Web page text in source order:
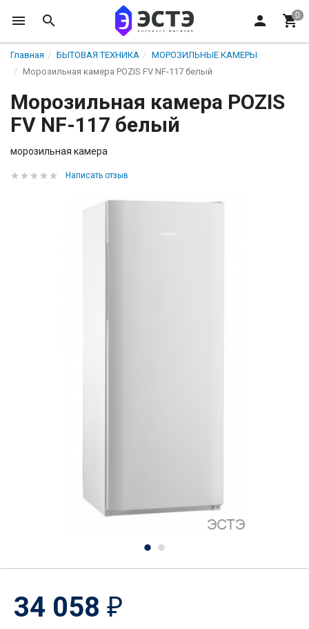
Главная БЫТОВАЯ ТЕХНИКА
МОРОЗИЛЬНЫЕ КАМЕРЫ
Морозильная камера POZIS FV NF-117 белый
Морозильная камера POZIS
FV NF-117 белый
морозильная камера
Написать отзыв
34 058 ₽